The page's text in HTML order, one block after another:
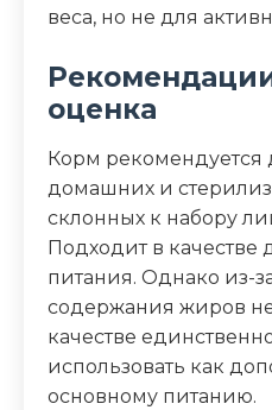
веса, но не для
оценка
Корм рекомендуется
домашних и
склонных к набору
Подходит в качестве
питания. Однако из-
содержания жиров
качестве
использовать как
основному питанию.